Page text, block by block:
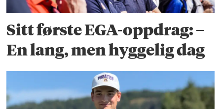
Sitt første EGA-oppdrag: –
En lang, men hyggelig dag